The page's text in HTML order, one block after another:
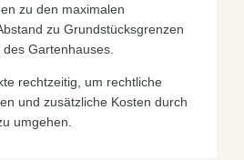
zu den maximalen
zu Grundstücksgrenzen
Gartenhauses.
rechtzeitig, um rechtliche
und zusätzliche Kosten durch
umgehen.